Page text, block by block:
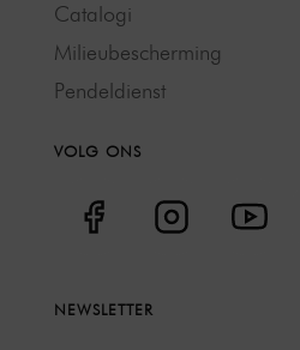
Catalogi
Milieubescherming
Pendeldienst
VOLG ONS
NEWSLETTER